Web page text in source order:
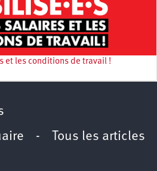
et les conditions de travail !
-
Tous les articles